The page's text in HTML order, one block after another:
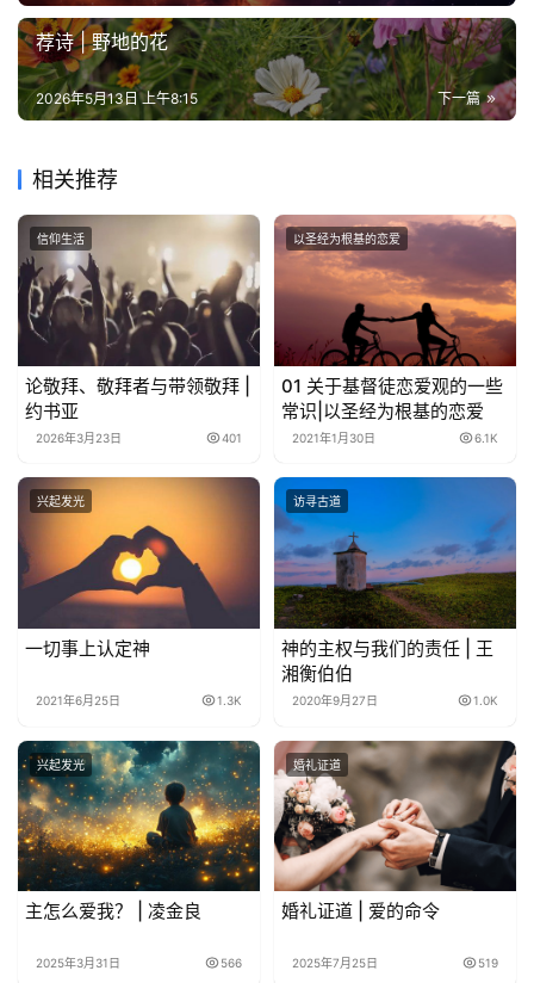
荐诗 | 野地的花
下一篇
2026年5月13日 上午8:15
相关推荐
信仰生活
论敬拜、敬拜者与带领敬拜 |
约书亚
2026年3月23日 401
以圣经为根基的恋爱
01 关于基督徒恋爱观的一些
常识|以圣经为根基的恋爱
2021年1月30日 6.1K
兴起发光
一切事上认定神
2021年6月25日 1.3K
访寻古道
神的主权与我们的责任 | 王
湘衡伯伯
2020年9月27日 1.0K
兴起发光
主怎么爱我？ | 凌金良
2025年3月31日 566
婚礼证道
婚礼证道 | 爱的命令
2025年7月25日 519